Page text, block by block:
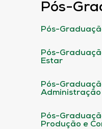
Pós-
Pós-
Pós-
Estar
Pós-
Administração
Pós-
Produção e